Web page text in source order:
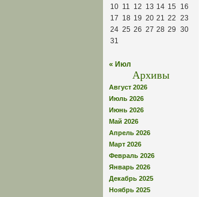
10 11 12 13 14 15
16
17 18 19 20 21 22 23
24 25 26 27 28 29 30
31
« Июл
Архивы
Август 2026
Июль 2026
Июнь 2026
Май 2026
Апрель 2026
Март 2026
Февраль 2026
Январь 2026
Декабрь 2025
Ноябрь 2025